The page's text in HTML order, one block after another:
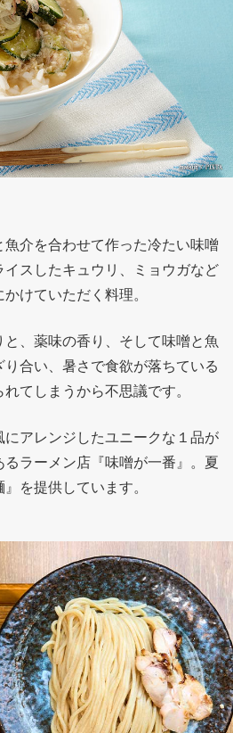
魚介を合わせて作った冷たい味噌
スしたキュウリ、ミョウガなど
けていただく料理。
、薬味の香り、そして味噌と魚
合い、暑さで食欲が落ちている
てしまうから不思議です。
アレンジしたユニークな１品が
ラーメン店『味噌が一番』。夏
を提供しています。